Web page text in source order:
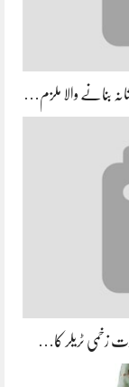
زخمی ٹریلر کا…